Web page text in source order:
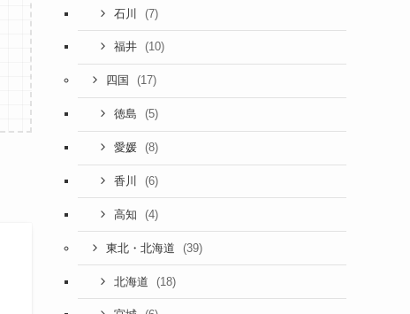
石川 (7)
福井 (10)
四国 (17)
徳島 (5)
愛媛 (8)
香川 (6)
高知 (4)
東北・北海道 (39)
北海道 (18)